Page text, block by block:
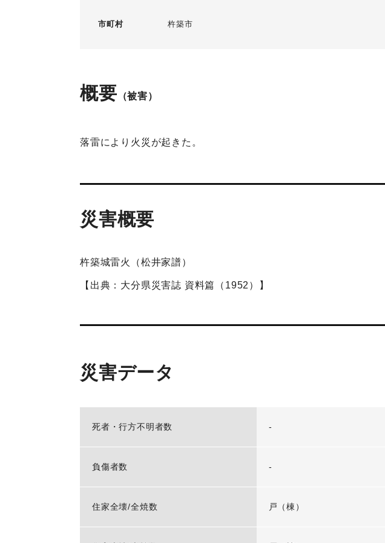
市町村 杵築市
概要 （被害）
落雷により火災が起きた。
災害概要
杵築城雷火（松井家譜）
【出典：大分県災害誌 資料篇（1952）】
災害データ
死者・行方不明者数 -
負傷者数 -
住家全壊/全焼数 戸（棟）